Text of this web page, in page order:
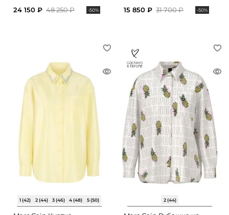
24 150 ₽ 48 250 ₽ -50%
15 850 ₽ 31 700 ₽ -50%
1 (42) 2 (44) 3 (46) 4 (48) 5 (50) 2 (44)